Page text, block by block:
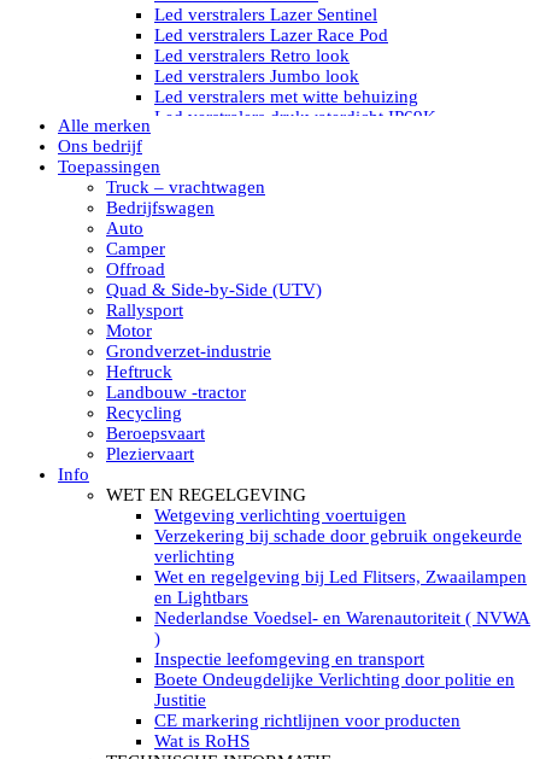
Led verstralers Lazer Sentinel
Led verstralers Lazer Race Pod
Led verstralers Retro look
Led verstralers Jumbo look
Led verstralers met witte behuizing
Led verstralers drukwaterdicht IP69K
LED WERKLAMPEN
Model werklamp
Led werklamp vierkant
Led werklamp ovaal
Led werklamp kleur wit
Combinatie LED werklampen
Led achteruitrijverlichting
Led onderbouw achteruitrijlamp
Led werklamp industrieel
Led veiligheidsverlichting
Led werklamp tractor
Led werklamp ADR
Led werklamp drukwaterdicht IP69K
Led werklampen assortiment Tralert
Led breedstralers Lazer
Led werklampen in Subcategorieën
LED WERKVERLICHTING
LED’s work werklamp met accu
LED’s work werklamp portable 220V
LED’s work werklamp Hybride
Led lichtslang 220 Volt
LED’s work werklamp met statief 220V
LED’s light PRO schijnwerpers 220V
LED High Bay verlichting 220V
Subcategorieën Led werkverlichting
LED SIGNALISATIE
Led Flitsers
Alle merken
Ons bedrijf
Toepassingen
Truck – vrachtwagen
Bedrijfswagen
Auto
Camper
Offroad
Quad & Side-by-Side (UTV)
Rallysport
Motor
Grondverzet-industrie
Heftruck
Landbouw -tractor
Recycling
Beroepsvaart
Pleziervaart
Info
WET EN REGELGEVING
Wetgeving verlichting voertuigen
Verzekering bij schade door gebruik ongekeurde
verlichting
Wet en regelgeving bij Led Flitsers, Zwaailampen
en Lightbars
Nederlandse Voedsel- en Warenautoriteit ( NVWA
)
Inspectie leefomgeving en transport
Boete Ondeugdelijke Verlichting door politie en
Justitie
CE markering richtlijnen voor producten
Wat is RoHS